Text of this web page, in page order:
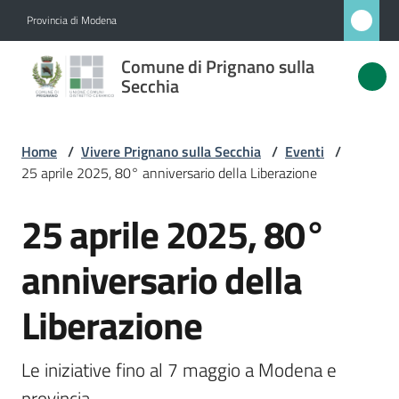
Provincia di Modena
Comune di Prignano sulla
Secchia
Comune
di
sulla
Secchia
Amministrazione
Novità
Servizi
Vivere
Home / Vivere Prignano sulla Secchia / Eventi /
25 aprile 2025, 80° anniversario della Liberazione
Salta al contenuto
25 aprile 2025, 80°
anniversario della
Liberazione
Le iniziative fino al 7 maggio a Modena e